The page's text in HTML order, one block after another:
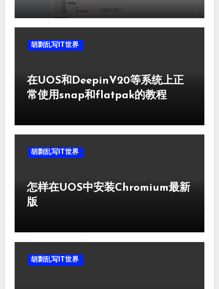
胡剽乱写IT世界
在UOS和DeepinV20等系统上正
常使用snap和flatpak的教程
胡剽乱写IT世界
怎样在UOS中安装Chromium最新
版
胡剽乱写IT世界